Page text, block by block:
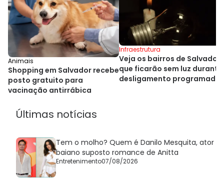
Animais
Shopping em Salvador recebe
posto gratuito para
vacinação antirrábica
Infraestrutura
Veja os bairros de Salvador
que ficarão sem luz durante
desligamento programado
Últimas notícias
Tem o molho? Quem é Danilo Mesquita, ator
baiano suposto romance de Anitta
Entretenimento07/08/2026